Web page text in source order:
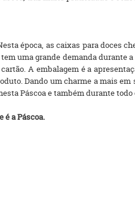
época, as caixas para doces
uma grande demanda durante
A embalagem é a
Dando um charme a mais em
Páscoa e também durante todo
é a Páscoa.